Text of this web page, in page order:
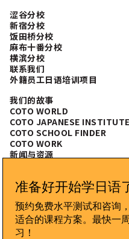
涩谷分校
新宿分校
饭田桥分校
麻布十番分校
横滨分校
联系我们
外籍员工日语培训项目
我们的故事
COTO WORLD
COTO JAPANESE INSTITUTE
COTO SCHOOL FINDER
COTO WORK
新闻与资源
CONNECT WITH US